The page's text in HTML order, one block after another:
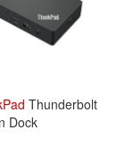
Thunderbolt
Dock